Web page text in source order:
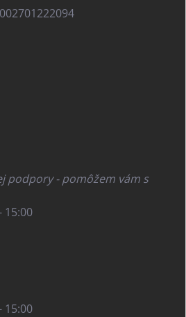
podpory - pomôžem vám s
15:00
15:00